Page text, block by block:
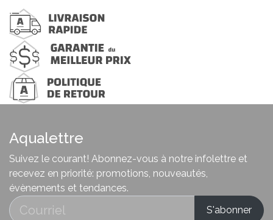
Aqualettre
Suivez le courant! Abonnez-vous à notre infolettre et
recevez en priorité: promotions, nouveautés,
évènements et tendances.